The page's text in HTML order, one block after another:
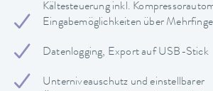
Kältesteuerung inkl.
Eingabemöglichkeiten über
Datenlogging, Export auf USB-Stick
Unterniveauschutz und einstellbarer